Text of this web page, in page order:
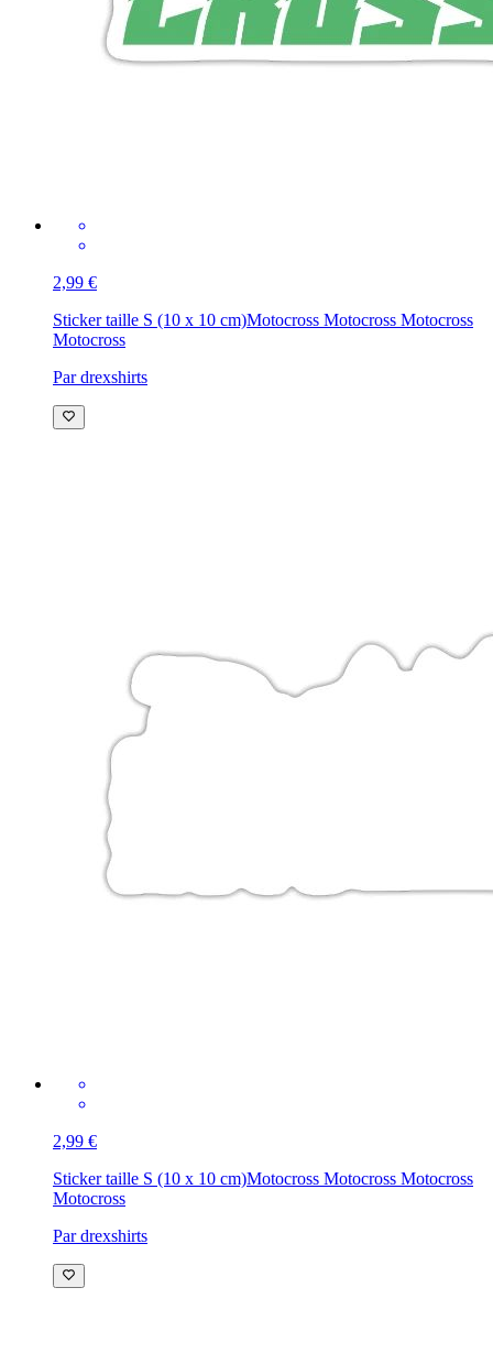
2,99 €
Sticker taille S (10 x 10 cm)Motocross Motocross Motocross
Motocross
Par drexshirts
2,99 €
Sticker taille S (10 x 10 cm)Motocross Motocross Motocross
Motocross
Par drexshirts